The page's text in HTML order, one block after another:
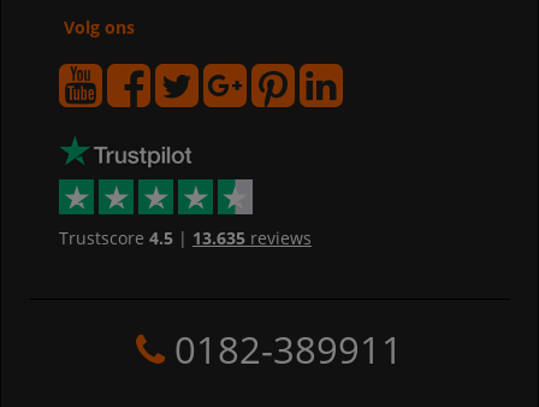
Volg ons
Trustscore 4.5| 13.635reviews
0182-389911